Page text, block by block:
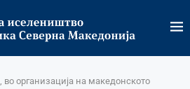
во организација на македонското